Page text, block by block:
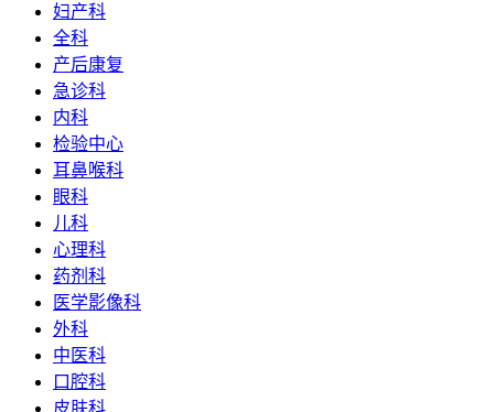
妇产科
全科
产后康复
急诊科
内科
检验中心
耳鼻喉科
眼科
儿科
心理科
药剂科
医学影像科
外科
中医科
口腔科
皮肤科